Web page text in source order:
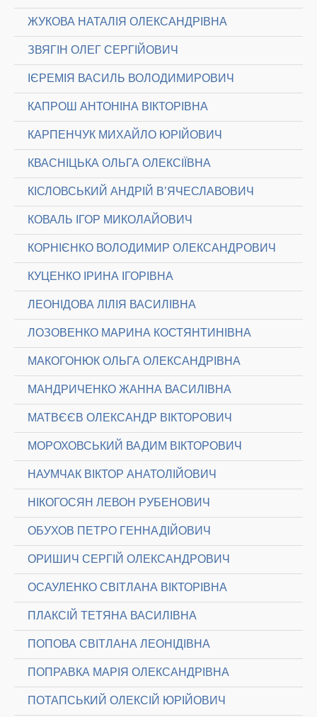
ЖУКОВА НАТАЛІЯ ОЛЕКСАНДРІВНА
ЗВЯГІН ОЛЕГ СЕРГІЙОВИЧ
ІЄРЕМІЯ ВАСИЛЬ ВОЛОДИМИРОВИЧ
КАПРОШ АНТОНІНА ВІКТОРІВНА
КАРПЕНЧУК МИХАЙЛО ЮРІЙОВИЧ
КВАСНІЦЬКА ОЛЬГА ОЛЕКСІЇВНА
КІСЛОВСЬКИЙ АНДРІЙ В’ЯЧЕСЛАВОВИЧ
КОВАЛЬ ІГОР МИКОЛАЙОВИЧ
КОРНІЄНКО ВОЛОДИМИР ОЛЕКСАНДРОВИЧ
КУЦЕНКО ІРИНА ІГОРІВНА
ЛЕОНІДОВА ЛІЛІЯ ВАСИЛІВНА
ЛОЗОВЕНКО МАРИНА КОСТЯНТИНІВНА
МАКОГОНЮК ОЛЬГА ОЛЕКСАНДРІВНА
МАНДРИЧЕНКО ЖАННА ВАСИЛІВНА
МАТВЄЄВ ОЛЕКСАНДР ВІКТОРОВИЧ
МОРОХОВСЬКИЙ ВАДИМ ВІКТОРОВИЧ
НАУМЧАК ВІКТОР АНАТОЛІЙОВИЧ
НІКОГОСЯН ЛЕВОН РУБЕНОВИЧ
ОБУХОВ ПЕТРО ГЕННАДІЙОВИЧ
ОРИШИЧ СЕРГІЙ ОЛЕКСАНДРОВИЧ
ОСАУЛЕНКО СВІТЛАНА ВІКТОРІВНА
ПЛАКСІЙ ТЕТЯНА ВАСИЛІВНА
ПОПОВА СВІТЛАНА ЛЕОНІДІВНА
ПОПРАВКА МАРІЯ ОЛЕКСАНДРІВНА
ПОТАПСЬКИЙ ОЛЕКСІЙ ЮРІЙОВИЧ